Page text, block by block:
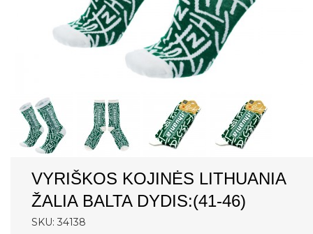
VYRIŠKOS KOJINĖS LITHUANIA
ŽALIA BALTA DYDIS:(41-46)
SKU: 34138